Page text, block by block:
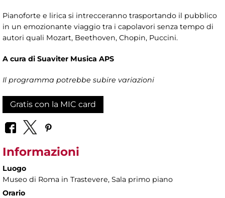
Pianoforte e lirica si intrecceranno trasportando il pubblico
in un emozionante viaggio tra i capolavori senza tempo di
autori quali Mozart, Beethoven, Chopin, Puccini.
A cura di Suaviter Musica APS
Il programma potrebbe subire variazioni
Gratis con la MIC card
Informazioni
Luogo
Museo di Roma in Trastevere, Sala primo piano
Orario